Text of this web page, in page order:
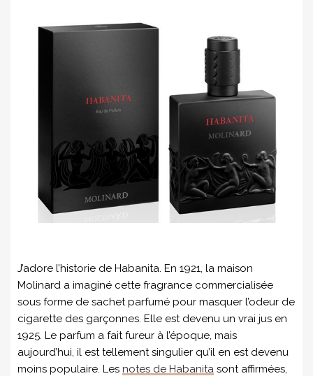
J’adore l’historie de Habanita. En 1921, la maison
Molinard a imaginé cette fragrance commercialisée
sous forme de sachet parfumé pour masquer l’odeur de
cigarette des garçonnes. Elle est devenu un vrai jus en
1925. Le parfum a fait fureur à l’époque, mais
aujourd’hui, il est tellement singulier qu’il en est devenu
moins populaire. Les notes de Habanita sont affirmées,